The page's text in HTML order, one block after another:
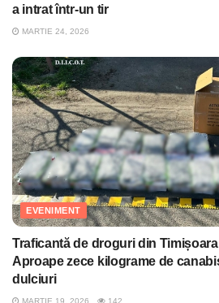
a intrat într-un tir
MARTIE 24, 2026
EVENIMENT
Traficantă de droguri din
Aproape zece kilograme de
dulciuri